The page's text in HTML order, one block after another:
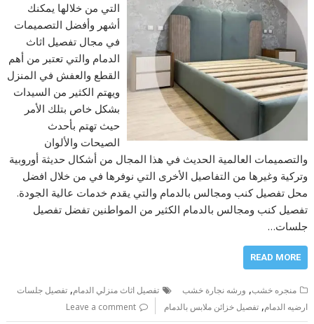
التي من خلالها يمكنك
أشهر وأفضل التصميمات
في مجال تفصيل اثاث
الدمام والتي تعتبر من أهم
القطع والعفش في المنزل
ويهتم الكثير من السيدات
بشكل خاص بتلك الأمر
حيث تهتم بأحدث
الصيحات والألوان
والتصميمات العالمية الحديث في هذا المجال من أشكال حديثة أوروبية
وتركية وغيرها من التفاصيل الأخرى التي نوفرها في من خلال افضل
محل تفصيل كنب ومجالس بالدمام والتي يقدم خدمات عالية الجودة.
تفصيل كنب ومجالس بالدمام الكثير من المواطنين تفضل تفصيل
جلسات…
READ MORE
منجره خشب, ورشه نجارة خشب تفصيل اثاث منزلي الدمام,تفصيل جلسات
ارضيه الدمام,تفصيل خزائن ملابس بالدمام Leave a comment